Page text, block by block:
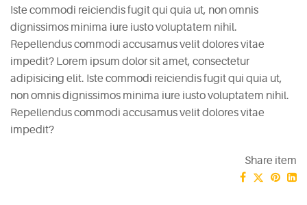
Iste commodi reiciendis fugit qui quia ut, non omnis
dignissimos minima iure iusto voluptatem nihil.
Repellendus commodi accusamus velit dolores vitae
impedit? Lorem ipsum dolor sit amet, consectetur
adipisicing elit. Iste commodi reiciendis fugit qui quia ut,
non omnis dignissimos minima iure iusto voluptatem nihil.
Repellendus commodi accusamus velit dolores vitae
impedit?
Share item